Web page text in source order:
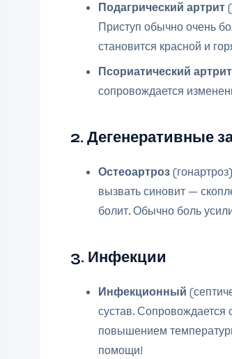
Подагрический артрит
Приступ обычно очень
становится красной и
Псориатический
сопровождается
2. Дегенеративные
Остеоартроз
вызвать синовит —
болит. Обычно боль
3. Инфекции
Инфекционный
сустав.
повышением
помощи!